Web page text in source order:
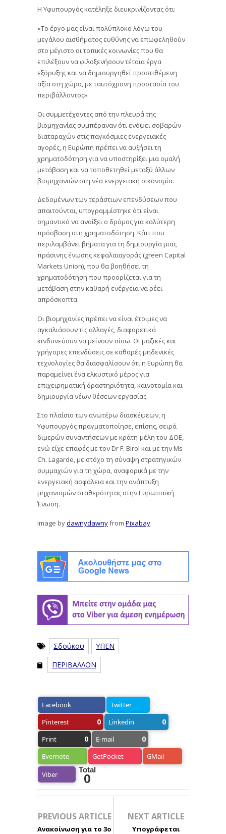
Η Υφυπουργός κατέληξε διευκρινίζοντας ότι:
«Το έργο μας είναι πολύπλοκο λόγω του
μεγάλου αισθήματος ευθύνης να επωφεληθούν
στο μέγιστο οι τοπικές κοινωνίες που θα
επιλέξουν να φιλοξενήσουν τέτοια έργα
εξόρυξης και να δημιουργηθεί προστιθέμενη
αξία στη χώρα, με ταυτόχρονη προστασία του
περιβάλλοντος».
Οι συμμετέχοντες από την πλευρά της
βιομηχανίας συμπέραναν ότι ενόψει σοβαρών
διαταραχών στις παγκόσμιες ενεργειακές
αγορές, η Ευρώπη πρέπει να αυξήσει τη
χρηματοδότηση για να υποστηρίξει μια ομαλή
μετάβαση και να τοποθετηθεί μεταξύ άλλων
βιομηχανιών στη νέα ενεργειακή οικονομία.
Δεδομένων των τεράστιων επενδύσεων που
απαιτούνται, υπογραμμίστηκε ότι είναι
σημαντικό να ανοίξει ο δρόμος για καλύτερη
πρόσβαση στη χρηματοδότηση. Κάτι που
περιλαμβάνει βήματα για τη δημιουργία μιας
πράσινης ένωσης κεφαλαιαγοράς (green Capital
Markets Union), που θα βοηθήσει τη
χρηματοδότηση που προορίζεται για τη
μετάβαση στην καθαρή ενέργεια να ρέει
απρόσκοπτα.
Οι βιομηχανίες πρέπει να είναι έτοιμες να
αγκαλιάσουν τις αλλαγές, διαφορετικά
κινδυνεύουν να μείνουν πίσω. Οι μαζικές και
γρήγορες επενδύσεις σε καθαρές μηδενικές
τεχνολογίες θα διασφαλίσουν ότι η Ευρώπη θα
παραμείνει ένα ελκυστικό μέρος για
επιχειρηματική δραστηριότητα, καινοτομία και
δημιουργία νέων θέσεων εργασίας.
Στο πλαίσιο των ανωτέρω διασκέψεων, η
Υφυπουργός πραγματοποίησε, επίσης, σειρά
διμερών συναντήσεων με κράτη-μέλη του ΔΟΕ,
ενώ είχε επαφές με τον Dr F. Birol και με την Ms
Ch. Lagarde, με στόχο τη σύναψη στρατηγικών
συμμαχιών για τη χώρα, αναφορικά με την
ενεργειακή ασφάλεια και την ανάπτυξη
μηχανισμών σταθερότητας στην Ευρωπαϊκή
Ένωση.
Image bydawnydawnyfrom Pixabay
Σδούκου
ΥΠΕΝ
ΠΕΡΙΒΑΛΛΟΝ
Facebook
Twitter
Pinterest
0 Linkedin 0
Print 0 E-mail 0
Evernote GetPocket GMail
Viber
Total
0
PREVIOUS ARTICLE
Ανακοίνωση για το 3ο
NEXT ARTICLE
Υπογράφεται